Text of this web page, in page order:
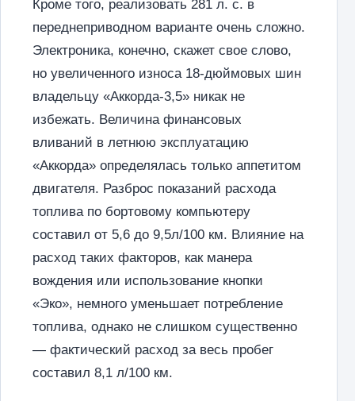
Кроме того, реализовать 281 л. с. в
переднеприводном варианте очень сложно.
Электроника, конечно, скажет свое слово,
но увеличенного износа 18-дюймовых шин
владельцу «Аккорда-3,5» никак не
избежать. Величина финансовых
вливаний в летнюю эксплуатацию
«Аккорда» определялась только аппетитом
двигателя. Разброс показаний расхода
топлива по бортовому компьютеру
составил от 5,6 до 9,5л/100 км. Влияние на
расход таких факторов, как манера
вождения или использование кнопки
«Эко», немного уменьшает потребление
топлива, однако не слишком существенно
— фактический расход за весь пробег
составил 8,1 л/100 км.